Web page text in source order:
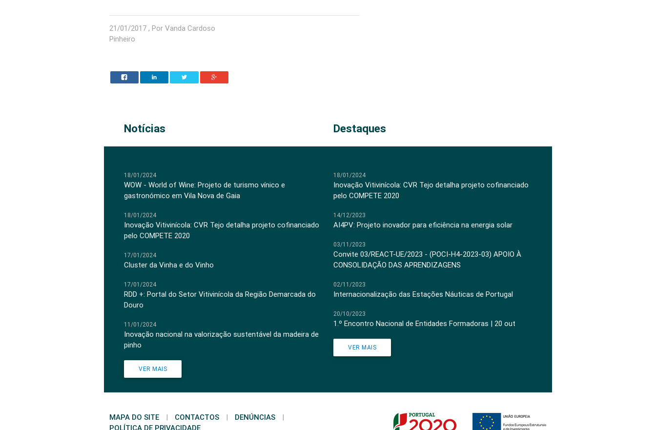
21/01/2017 , Por Vanda Cardoso
Pinheiro
Notícias Destaques
18/01/2024
WOW - World of Wine: Projeto de turismo vínico e
gastronómico em Vila Nova de Gaia
18/01/2024
Inovação Vitivinícola: CVR Tejo detalha projeto cofinanciado
pelo COMPETE 2020
17/01/2024
Cluster da Vinha e do Vinho
17/01/2024
RDD +: Portal do Setor Vitivinícola da Região Demarcada do
Douro
11/01/2024
Inovação nacional na valorização sustentável da madeira de
pinho
VER MAIS
18/01/2024
Inovação Vitivinícola: CVR Tejo detalha projeto cofinanciado
pelo COMPETE 2020
14/12/2023
AI4PV: Projeto inovador para eficiência na energia solar
03/11/2023
Convite 03/REACT-UE/2023 - (POCI-H4-2023-03) APOIO À
CONSOLIDAÇÃO DAS APRENDIZAGENS
02/11/2023
Internacionalização das Estações Náuticas de Portugal
20/10/2023
1.º Encontro Nacional de Entidades Formadoras | 20 out
VER MAIS
MAPA DO SITE | CONTACTOS | DENÚNCIAS
|
POLÍTICA DE PRIVACIDADE